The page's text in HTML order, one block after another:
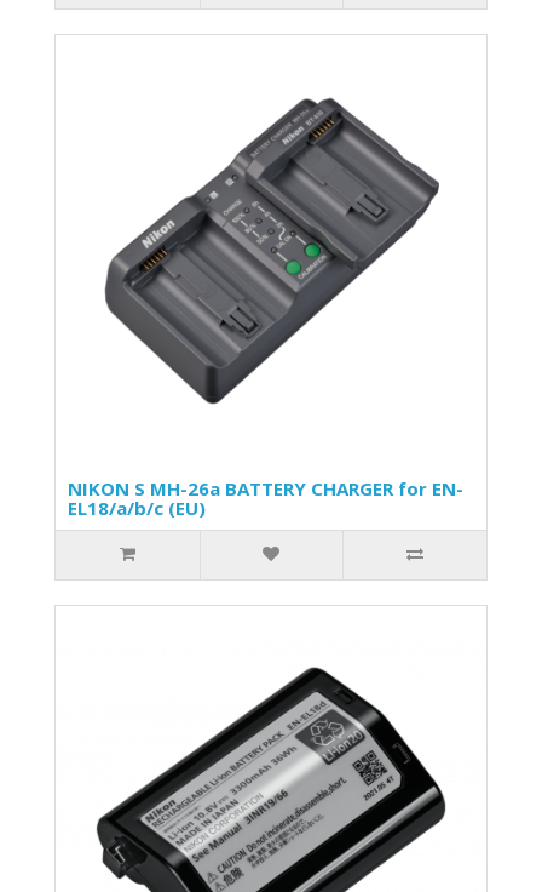
NIKON S MH-26a BATTERY CHARGER for EN-
EL18/a/b/c (EU)